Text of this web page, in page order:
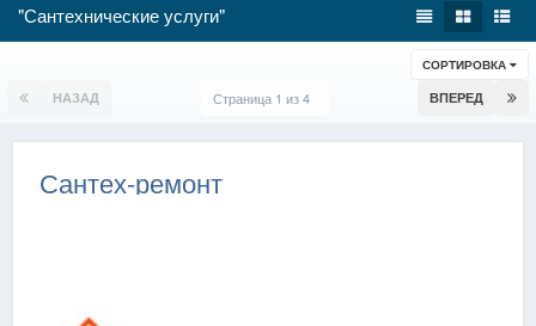
"Сантехнические услуги"
СОРТИРОВКА
НАЗАД ВПЕРЕД
Страница 1 из 4
Сантех-ремонт